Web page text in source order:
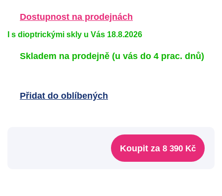
Dostupnost na prodejnách
I s dioptrickými skly u Vás 18.8.2026
Skladem na prodejně (u vás do 4 prac. dnů)
Přidat do oblíbených
Koupit za 8 390 Kč